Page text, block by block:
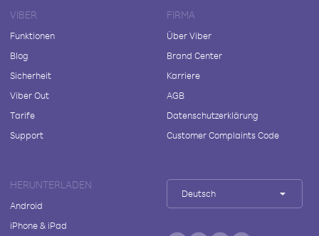
VIBER
Funktionen
Blog
Sicherheit
Viber Out
Tarife
Support
FIRMA
Über Viber
Brand Center
Karriere
AGB
Datenschutzerklärung
Customer Complaints Code
HERUNTERLADEN
Android
iPhone & iPad
Deutsch